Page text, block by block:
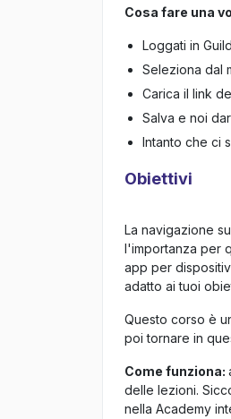
Cosa fare una
Loggati in
Seleziona dal
Carica il link
Salva e noi
Intanto che ci
Obiettivi
La navigazione
l'importanza per
app per
adatto ai tuoi
Questo corso è
poi tornare in
Come funziona:
delle lezioni.
nella Academy